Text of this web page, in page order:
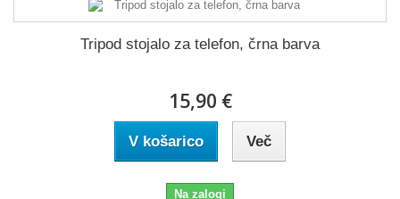
Tripod stojalo za telefon, črna barva
15,90 €
V košarico Več
Na zalogi